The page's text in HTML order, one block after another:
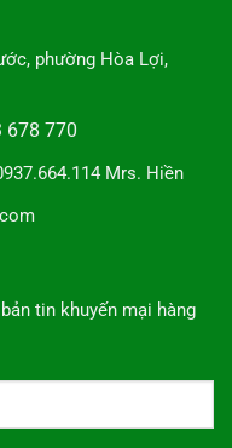
phường Hòa Lợi,
678 770
Mrs. Hiền
tin khuyến mại hàng